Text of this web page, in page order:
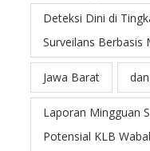
Deteksi Dini di
Surveilans Berbasis
Jawa Barat
Laporan Mingguan
Potensial KLB